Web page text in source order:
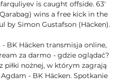
is caught offside. 63'
wins a free kick in the
by Simon Gustafson (Häcken).
BK Häcken transmisja online,
za darmo - gdzie oglądać?
piłki nożnej, w którym zagrają
Agdam - BK Häcken. Spotkanie